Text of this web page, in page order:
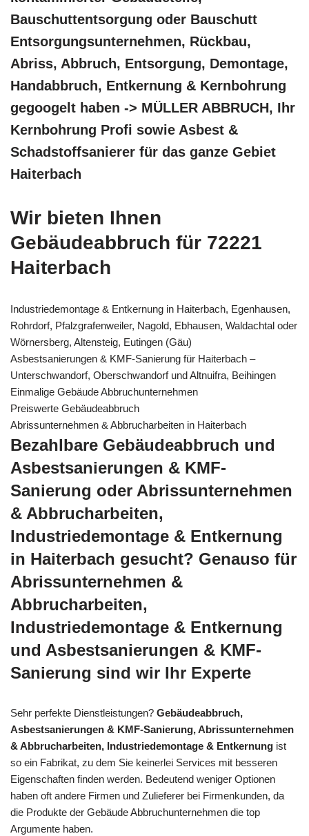
Bauschuttentsorgung oder Bauschutt
Entsorgungsunternehmen, Rückbau,
Abriss, Abbruch, Entsorgung, Demontage,
Handabbruch, Entkernung & Kernbohrung
gegoogelt haben -> MÜLLER ABBRUCH, Ihr
Kernbohrung Profi sowie Asbest &
Schadstoffsanierer für das ganze Gebiet
Haiterbach
Wir bieten Ihnen
Gebäudeabbruch für 72221
Haiterbach
Industriedemontage & Entkernung in Haiterbach, Egenhausen,
Rohrdorf, Pfalzgrafenweiler, Nagold, Ebhausen, Waldachtal oder
Wörnersberg, Altensteig, Eutingen (Gäu)
Asbestsanierungen & KMF-Sanierung für Haiterbach –
Unterschwandorf, Oberschwandorf und Altnuifra, Beihingen
Einmalige Gebäude Abbruchunternehmen
Preiswerte Gebäudeabbruch
Abrissunternehmen & Abbrucharbeiten in Haiterbach
Bezahlbare Gebäudeabbruch und
Asbestsanierungen & KMF-
Sanierung oder Abrissunternehmen
& Abbrucharbeiten,
Industriedemontage & Entkernung
in Haiterbach gesucht? Genauso für
Abrissunternehmen &
Abbrucharbeiten,
Industriedemontage & Entkernung
und Asbestsanierungen & KMF-
Sanierung sind wir Ihr Experte
Sehr perfekte Dienstleistungen? Gebäudeabbruch,
Asbestsanierungen & KMF-Sanierung, Abrissunternehmen
& Abbrucharbeiten, Industriedemontage & Entkernung ist
so ein Fabrikat, zu dem Sie keinerlei Services mit besseren
Eigenschaften finden werden. Bedeutend weniger Optionen
haben oft andere Firmen und Zulieferer bei Firmenkunden, da
die Produkte der Gebäude Abbruchunternehmen die top
Argumente haben.